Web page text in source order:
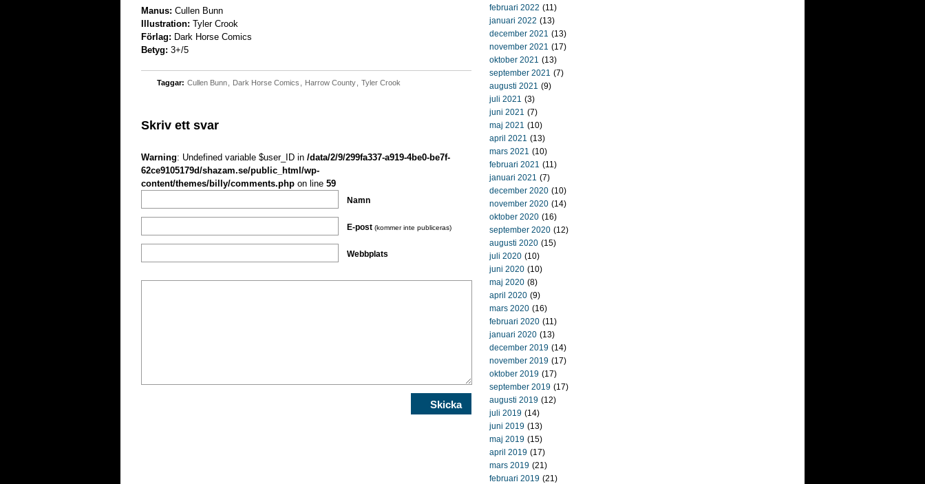
Manus: Cullen Bunn
Illustration: Tyler Crook
Förlag: Dark Horse Comics
Betyg: 3+/5
Taggar: Cullen Bunn Dark Horse Comics Harrow County Tyler Crook
Skriv ett svar
Warning: Undefined variable $user_ID in /data/2/9/299fa337-a919-4be0-be7f-
62ce9105179d/shazam.se/public_html/wp-
content/themes/billy/comments.php on line 59
Namn
E-post (kommer inte publiceras)
Webbplats
februari 2022 (11)
januari 2022 (13)
december 2021 (13)
november 2021 (17)
oktober 2021 (13)
september 2021 (7)
augusti 2021 (9)
juli 2021 (3)
juni 2021 (7)
maj 2021 (10)
april 2021 (13)
mars 2021 (10)
februari 2021 (11)
januari 2021 (7)
december 2020 (10)
november 2020 (14)
oktober 2020 (16)
september 2020 (12)
augusti 2020 (15)
juli 2020 (10)
juni 2020 (10)
maj 2020 (8)
april 2020 (9)
mars 2020 (16)
februari 2020 (11)
januari 2020 (13)
december 2019 (14)
november 2019 (17)
oktober 2019 (17)
september 2019 (17)
augusti 2019 (12)
juli 2019 (14)
juni 2019 (13)
maj 2019 (15)
april 2019 (17)
mars 2019 (21)
februari 2019 (21)